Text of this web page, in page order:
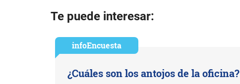
Te puede interesar:
infoEncuesta
¿Cuáles son los antojos de la oficina?